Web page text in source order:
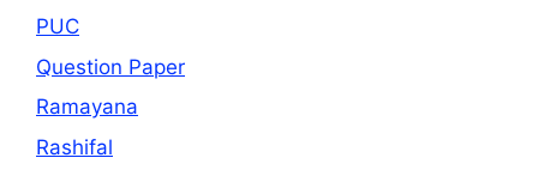
PUC
Question Paper
Ramayana
Rashifal